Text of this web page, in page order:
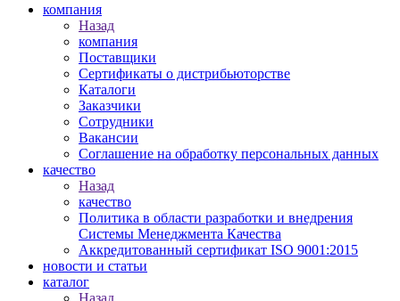
компания
Назад
компания
Поставщики
Сертификаты о дистрибьюторстве
Каталоги
Заказчики
Сотрудники
Вакансии
Соглашение на обработку персональных данных
качество
Назад
качество
Политика в области разработки и внедрения
Системы Менеджмента Качества
Аккредитованный сертификат ISO 9001:2015
новости и статьи
каталог
Назад